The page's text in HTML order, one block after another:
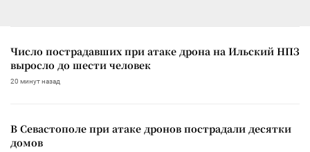
Число пострадавших при атаке дрона на Ильский НПЗ
выросло до шести человек
20 минут назад
В Севастополе при атаке дронов пострадали десятки
домов